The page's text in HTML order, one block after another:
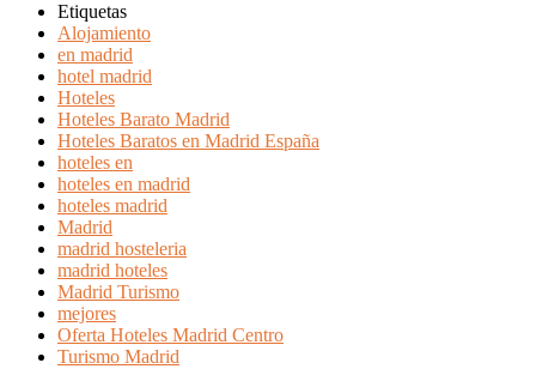
Etiquetas
Alojamiento
en madrid
hotel madrid
Hoteles
Hoteles Barato Madrid
Hoteles Baratos en Madrid España
hoteles en
hoteles en madrid
hoteles madrid
Madrid
madrid hosteleria
madrid hoteles
Madrid Turismo
mejores
Oferta Hoteles Madrid Centro
Turismo Madrid